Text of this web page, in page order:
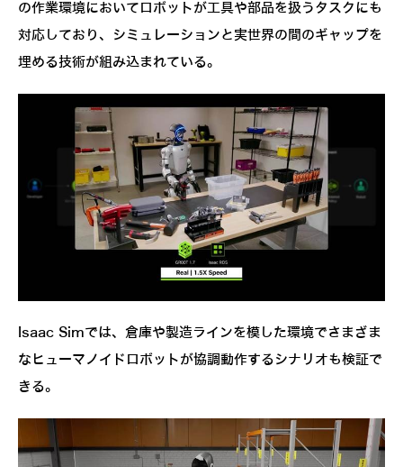
の作業環境においてロボットが工具や部品を扱うタスクにも
対応しており、シミュレーションと実世界の間のギャップを
埋める技術が組み込まれている。
Isaac Simでは、倉庫や製造ラインを模した環境でさまざま
なヒューマノイドロボットが協調動作するシナリオも検証で
きる。